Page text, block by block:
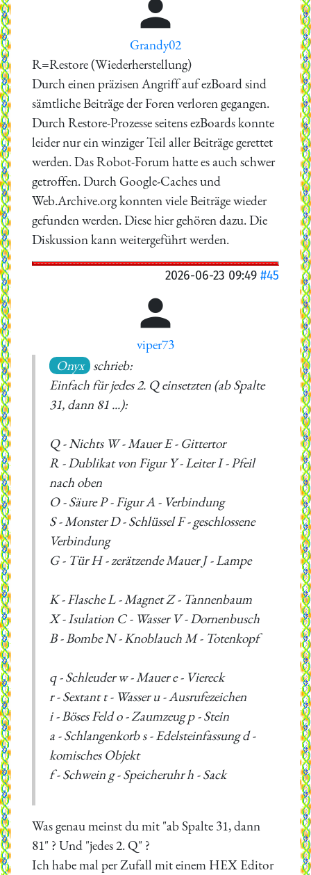

Grandy02
R=Restore (Wiederherstellung)
Durch einen präzisen Angriff auf ezBoard sind
sämtliche Beiträge der Foren verloren gegangen.
Durch Restore-Prozesse seitens ezBoards konnte
leider nur ein winziger Teil aller Beiträge gerettet
werden. Das Robot-Forum hatte es auch schwer
getroffen. Durch Google-Caches und
Web.Archive.org konnten viele Beiträge wieder
gefunden werden. Diese hier gehören dazu. Die
Diskussion kann weitergeführt werden.
2026-06-23 09:49 #45

viper73
Onyx schrieb:
Einfach für jedes 2. Q einsetzten (ab Spalte
31, dann 81 ...):
Q - Nichts W - Mauer E - Gittertor
R - Dublikat von Figur Y - Leiter I - Pfeil
nach oben
O - Säure P - Figur A - Verbindung
S - Monster D - Schlüssel F - geschlossene
Verbindung
G - Tür H - zerätzende Mauer J - Lampe
K - Flasche L - Magnet Z - Tannenbaum
X - Isulation C - Wasser V - Dornenbusch
B - Bombe N - Knoblauch M - Totenkopf
q - Schleuder w - Mauer e - Viereck
r - Sextant t - Wasser u - Ausrufezeichen
i - Böses Feld o - Zaumzeug p - Stein
a - Schlangenkorb s - Edelsteinfassung d -
komisches Objekt
f - Schwein g - Speicheruhr h - Sack
Was genau meinst du mit "ab Spalte 31, dann
81" ? Und "jedes 2. Q" ?
Ich habe mal per Zufall mit einem HEX Editor